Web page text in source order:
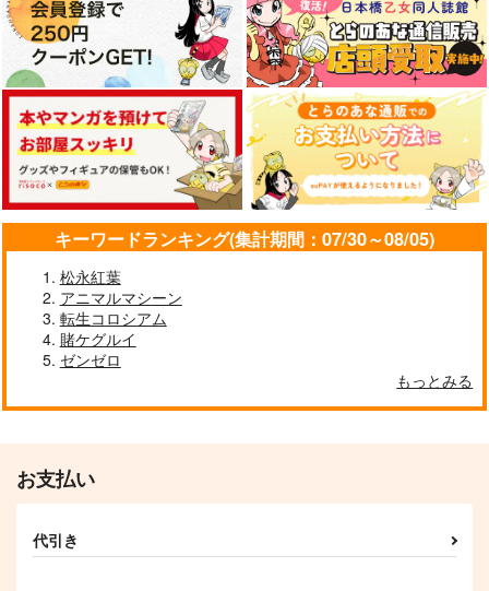
観劇椅子めぐり13
日振堂
472円 （税込）
サンプル
作品詳細
クマ対策
Watatoshi
880円（税込）
サンプル
闇バイト特集
Watatoshi
880円（税込）
サンプル
詐欺大全
AFEEマガジン第25号
わくわく餃子本っ！３
作品詳細 作品詳細
キーワードランキング(集計期間：07/30～08/05)
松永紅葉
アニマルマシーン
転生コロシアム
賭ケグルイ
ゼンゼロ
もっとみる
お支払い
代引き